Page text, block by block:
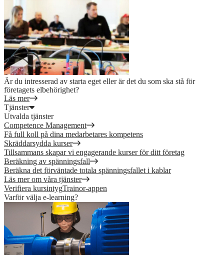
Är du intresserad av starta eget eller är det du som ska stå för
företagets elbehörighet?
Läs mer
Tjänster
Utvalda tjänster
Competence Management
Få full koll på dina medarbetares kompetens
Skräddarsydda kurser
Tillsammans skapar vi engagerande kurser för ditt företag
Beräkning av spänningsfall
Beräkna det förväntade totala spänningsfallet i kablar
Läs mer om våra tjänster
Verifiera kursintygTrainor-appen
Varför välja e-learning?